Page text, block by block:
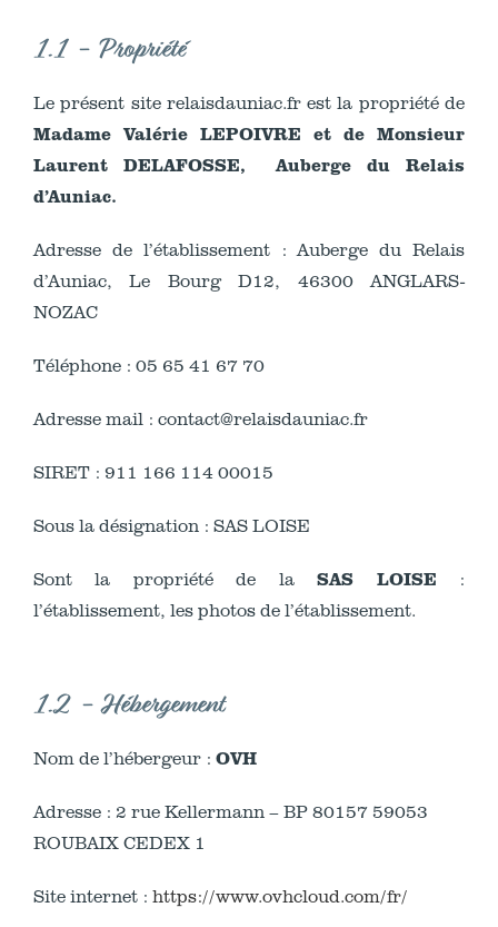
1.1 - Propriété
Le présent site relaisdauniac.fr est la propriété de
Madame Valérie LEPOIVRE et de Monsieur
Laurent DELAFOSSE, Auberge du Relais
d’Auniac.
Adresse de l’établissement : Auberge du Relais
d’Auniac, Le Bourg D12, 46300 ANGLARS-
NOZAC
Téléphone : 05 65 41 67 70
Adresse mail : contact@relaisdauniac.fr
SIRET : 911 166 114 00015
Sous la désignation : SAS LOISE
Sont la propriété de laSAS LOISE :
l’établissement, les photos de l’établissement.
1.2 - Hébergement
Nom de l’hébergeur : OVH
Adresse : 2 rue Kellermann – BP 80157 59053
ROUBAIX CEDEX 1
Site internet : https://www.ovhcloud.com/fr/